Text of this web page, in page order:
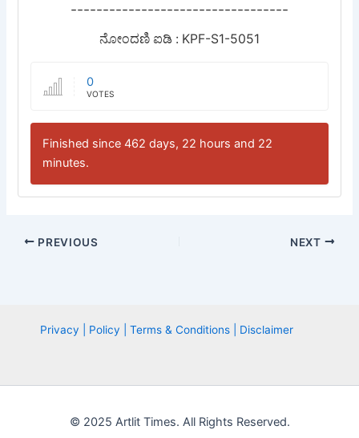
----------------------------------
ನೋಂದಣಿ ಐಡಿ : KPF-S1-5051
0
VOTES
Finished since 462 days, 22 hours and 22
minutes.
PREVIOUS NEXT
Privacy | Policy | Terms & Conditions | Disclaimer
© 2025 Artlit Times. All Rights Reserved.